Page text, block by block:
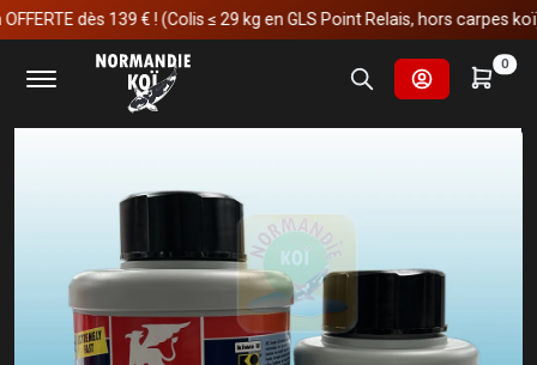
dès 139 € ! (Colis ≤ 29 kg en GLS Point Relais, hors carpes koï)
0
Accueil
Fournitures et technologies pour les bassins
PVC & raccords
Colles et accessoires Colle WDF-05